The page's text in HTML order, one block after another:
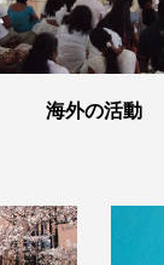
海外の活動